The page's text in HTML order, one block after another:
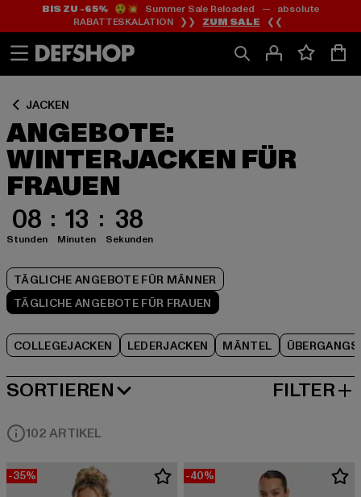
Zum
Inhalt
springen
Zum
Fußzeile
springen
BIS ZU -65%😲💥 Summer Sale Reloaded — absolute
RABATTESKALATION ❯❯ ZUM SALE ❮❮
JACKEN
ANGEBOTE:
WINTERJACKEN FÜR
FRAUEN
08
Stunden
13
Minuten
37
Sekunden
TÄGLICHE ANGEBOTE FÜR MÄNNER
TÄGLICHE ANGEBOTE FÜR FRAUEN
COLLEGEJACKEN LEDERJACKEN MÄNTEL
Zum
Produktraster
springen
SORTIEREN
BELIEBTESTE FILTER
102 ARTIKEL
-35% -40%